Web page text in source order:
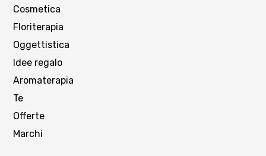
Cosmetica
Floriterapia
Oggettistica
Idee regalo
Aromaterapia
Te
Offerte
Marchi